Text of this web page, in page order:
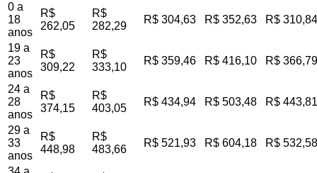
0 a
18
anos
R$
262,05
R$
282,29
R$ 304,63 R$ 352,63 R$ 310,84
19 a
23
anos
R$
309,22
R$
333,10
R$ 359,46 R$ 416,10 R$ 366,79
24 a
28
anos
R$
374,15
R$
403,05
R$ 434,94 R$ 503,48 R$ 443,81
29 a
33
anos
R$
448,98
R$
483,66
R$ 521,93 R$ 604,18 R$ 532,58